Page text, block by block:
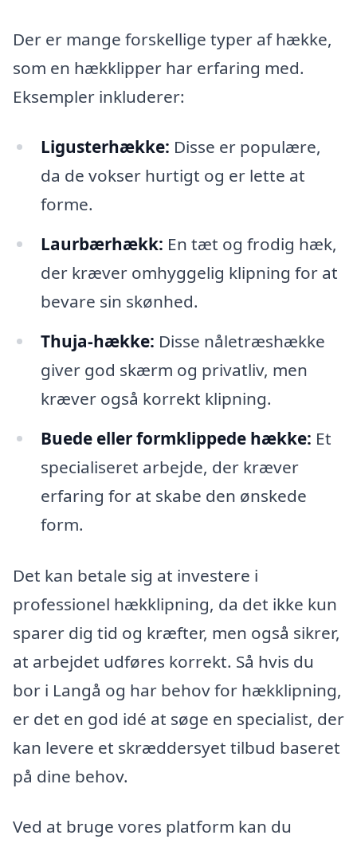
Der er mange forskellige typer af hække,
som en hækklipper har erfaring med.
Eksempler inkluderer:
Ligusterhække: Disse er populære,
da de vokser hurtigt og er lette at
forme.
Laurbærhækk: En tæt og frodig hæk,
der kræver omhyggelig klipning for at
bevare sin skønhed.
Thuja-hække: Disse nåletræshække
giver god skærm og privatliv, men
kræver også korrekt klipning.
Buede eller formklippede hække: Et
specialiseret arbejde, der kræver
erfaring for at skabe den ønskede
form.
Det kan betale sig at investere i
professionel hækklipning, da det ikke kun
sparer dig tid og kræfter, men også sikrer,
at arbejdet udføres korrekt. Så hvis du
bor i Langå og har behov for hækklipning,
er det en god idé at søge en specialist, der
kan levere et skræddersyet tilbud baseret
på dine behov.
Ved at bruge vores platform kan du